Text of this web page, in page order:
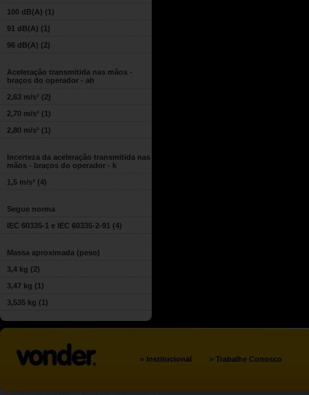
100 dB(A) (1)
91 dB(A) (1)
96 dB(A) (2)
Aceleração transmitida nas mãos -
braços do operador - ah
2,63 m/s² (2)
2,70 m/s² (1)
2,80 m/s² (1)
Incerteza da aceleração transmitida nas
mãos - braços do operador - k
1,5 m/s² (4)
Segue norma
IEC 60335-1 e IEC 60335-2-91 (4)
Massa aproximada (peso)
3,4 kg (2)
3,47 kg (1)
3,535 kg (1)
» Institucional » Trabalhe Conosco